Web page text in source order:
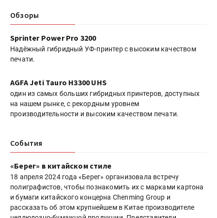
Обзоры
Sprinter Power Pro 3200
Надёжный гибридный УФ-принтер с высоким качеством
печати.
AGFA Jeti Tauro H3300 UHS
один из самых больших гибридных принтеров, доступных
на нашем рынке, с рекордным уровнем
производительности и высоким качеством печати.
События
«Берег» в китайском стиле
18 апреля 2024 года «Берег» организовала встречу
полиграфистов, чтобы познакомить их с марками картона
и бумаги китайского концерна Chenming Group и
рассказать об этом крупнейшем в Китае производителе